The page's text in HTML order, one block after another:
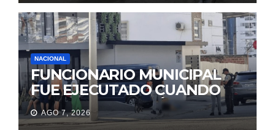
NACIONAL
FUNCIONARIO MUNICIPAL
FUE EJECUTADO CUANDO
IBA A UNA REUNIÓN DE
TRABAJO EN MANTA
AGO 7, 2026